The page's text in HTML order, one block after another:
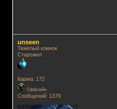
unseen
Тяжёлый клинок
Старожил
Карма: 172
Оффлайн
Сообщений: 1379